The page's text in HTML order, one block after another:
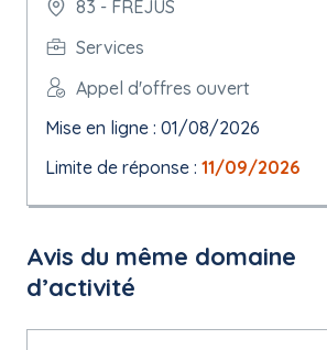
83 - FREJUS
Services
Appel d'offres ouvert
Mise en ligne : 01/08/2026
Limite de réponse : 11/09/2026
Avis du même domaine
d’activité